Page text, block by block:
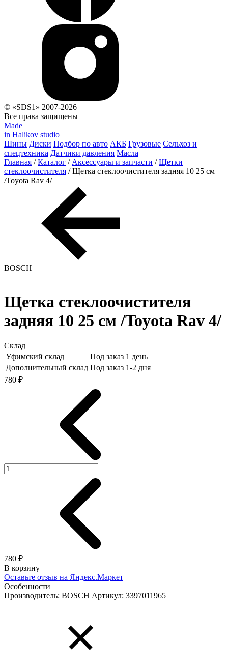
© «SDS1» 2007-2026
Все права защищены
Made
in Halikov studio
Шины Диски Подбор по авто АКБ Грузовые Сельхоз и
спецтехника Датчики давления Масла
Главная / Каталог / Аксессуары и запчасти / Щетки
стеклоочистителя / Щетка стеклоочистителя задняя 10 25 см
/Toyota Rav 4/
BOSCH
Щетка стеклоочистителя
задняя 10 25 см /Toyota Rav 4/
Склад
Уфимский склад
Под заказ 1 день
Дополнительный склад Под заказ 1-2 дня
780 ₽
780 ₽
В корзину
Оставьте отзыв на Яндекс.Маркет
Особенности
Производитель: BOSCH Артикул: 3397011965